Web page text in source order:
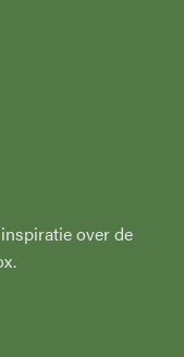
over de